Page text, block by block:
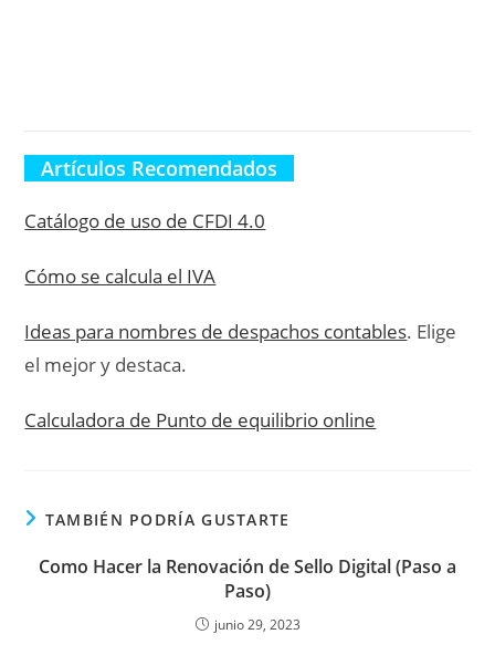
Artículos Recomendados
Catálogo de uso de CFDI 4.0
Cómo se calcula el IVA
Ideas para nombres de despachos contables. Elige
el mejor y destaca.
Calculadora de Punto de equilibrio online
TAMBIÉN PODRÍA GUSTARTE
Como Hacer la Renovación de Sello Digital (Paso a
Paso)
junio 29, 2023